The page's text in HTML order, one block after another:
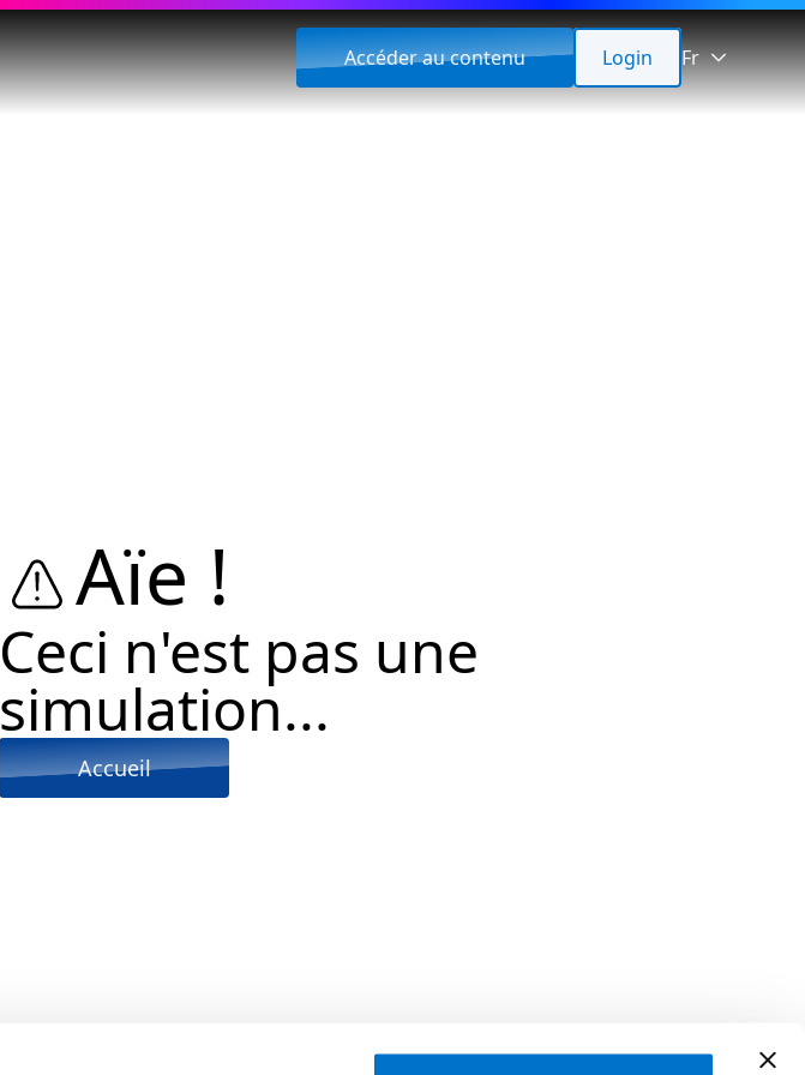
Accéder au contenu Login Fr
Aïe !
Ceci n'est pas une
simulation...
Accueil